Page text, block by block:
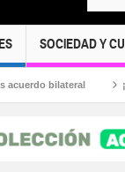
SOCIEDAD Y
¡Puerto Vallarta